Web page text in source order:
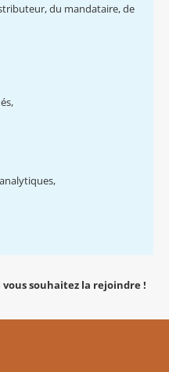
du mandataire, de
vous souhaitez la rejoindre !